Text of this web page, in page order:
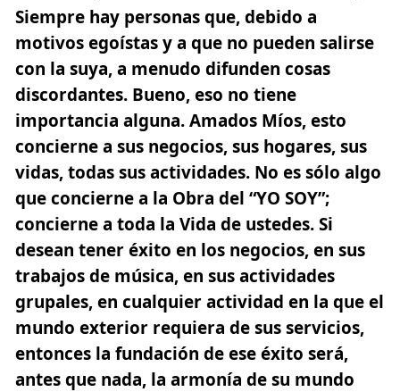
Siempre hay personas que, debido a
motivos egoístas y a que no pueden salirse
con la suya, a menudo difunden cosas
discordantes. Bueno, eso no tiene
importancia alguna. Amados Míos, esto
concierne a sus negocios, sus hogares, sus
vidas, todas sus actividades. No es sólo algo
que concierne a la Obra del “YO SOY”;
concierne a toda la Vida de ustedes. Si
desean tener éxito en los negocios, en sus
trabajos de música, en sus actividades
grupales, en cualquier actividad en la que el
mundo exterior requiera de sus servicios,
entonces la fundación de ese éxito será,
antes que nada, la armonía de su mundo